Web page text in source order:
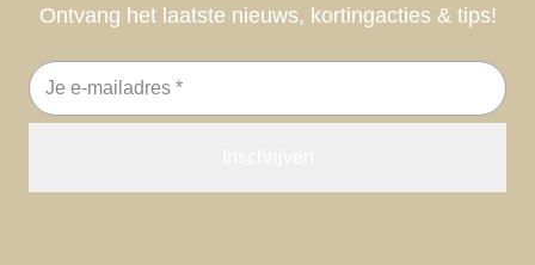
Ontvang het laatste nieuws, kortingacties & tips!
E-
mailadres